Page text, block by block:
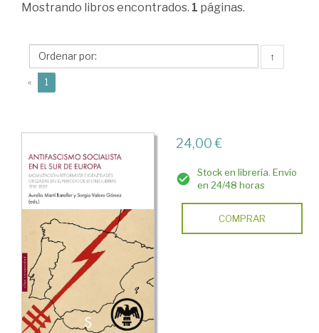
Martí
Aurelio
Mostrando libros encontrados. 1 páginas.
↑
« 1
24,00 €
Stock en librería. Envío
en 24/48 horas
COMPRAR